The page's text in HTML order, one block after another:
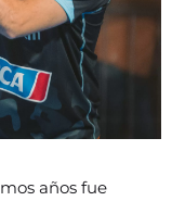
años fue